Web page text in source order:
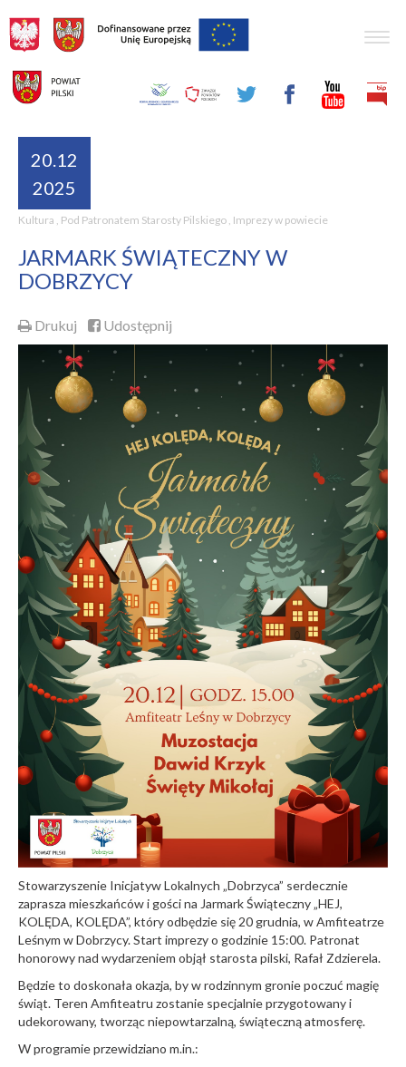
20.12
2025
Kultura Pod Patronatem Starosty Pilskiego Imprezy w powiecie
JARMARK ŚWIĄTECZNY W
DOBRZYCY
Drukuj Udostępnij
Stowarzyszenie Inicjatyw Lokalnych „Dobrzyca” serdecznie
zaprasza mieszkańców i gości na Jarmark Świąteczny „HEJ,
KOLĘDA, KOLĘDA”, który odbędzie się 20 grudnia, w Amfiteatrze
Leśnym w Dobrzycy. Start imprezy o godzinie 15:00. Patronat
honorowy nad wydarzeniem objął starosta pilski, Rafał Zdzierela.
Będzie to doskonała okazja, by w rodzinnym gronie poczuć magię
świąt. Teren Amfiteatru zostanie specjalnie przygotowany i
udekorowany, tworząc niepowtarzalną, świąteczną atmosferę.
W programie przewidziano m.in.: